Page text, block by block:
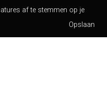
af te stemmen op je